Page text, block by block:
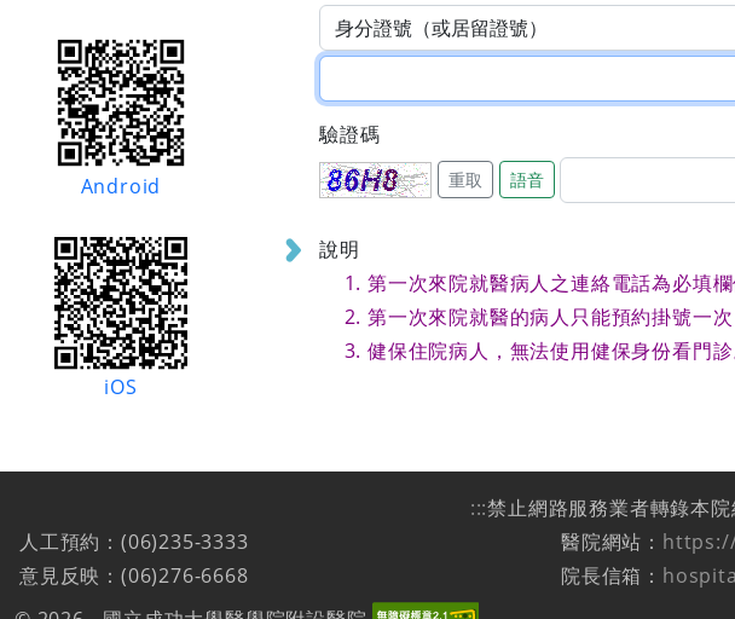
Android
iOS
驗證碼
重取 語音
說明
第一次來院就醫病人之連絡電話為必填欄
第一次來院就醫的病人只能預約掛號一次
健保住院病人，無法使用健保身份看門診
:::禁止網路服務業者轉錄本
人工預約：(06)235-3333
意見反映：(06)276-6668
醫院網站：
院長信箱：